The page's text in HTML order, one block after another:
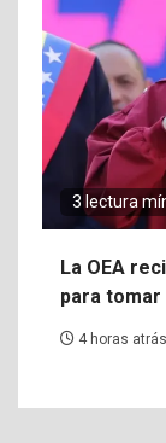
3 lectura
La OEA
para
4 horas atrás